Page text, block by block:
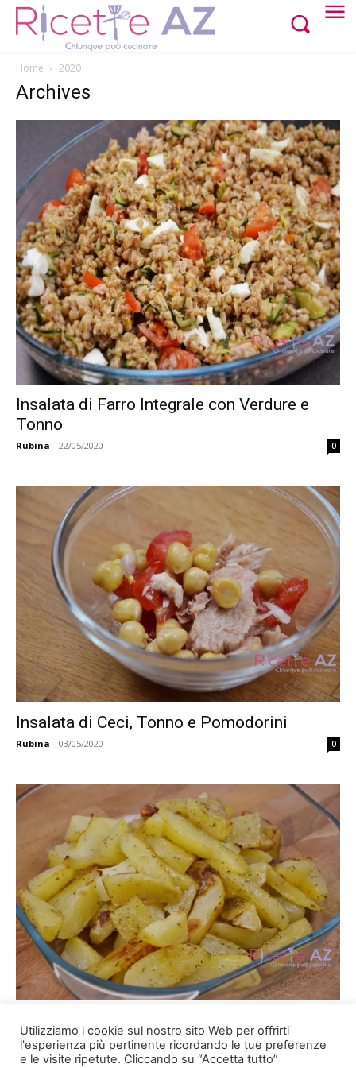
Home 2020
Archives
Insalata di Farro Integrale con Verdure e
Tonno
Rubina - 22/05/2020 0
Insalata di Ceci, Tonno e Pomodorini
Rubina - 03/05/2020 0
Rubina - 30/03/2020
Utilizziamo i cookie sul nostro sito Web per offrirti
l'esperienza più pertinente ricordando le tue preferenze
e le visite ripetute. Cliccando su “Accetta tutto”